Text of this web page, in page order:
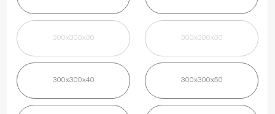
300х300х30 300х300х30
300х300х40 300х300х50